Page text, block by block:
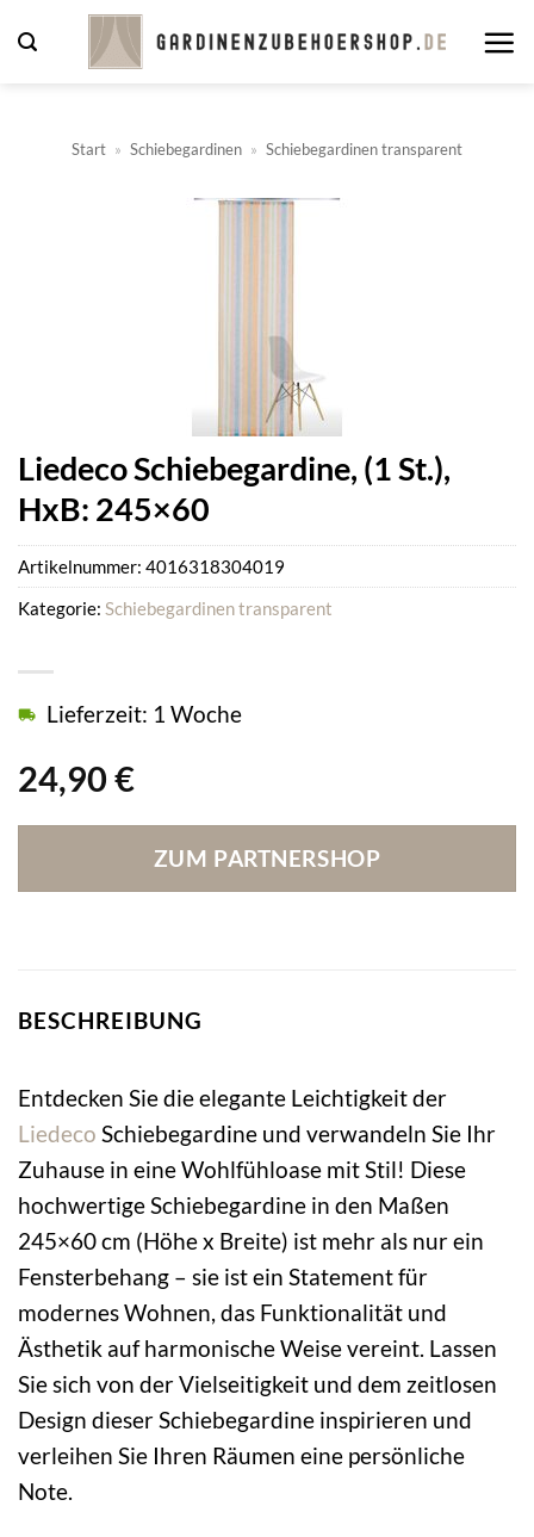
Inhalt
Start » Schiebegardinen » Schiebegardinen transparent
Liedeco Schiebegardine, (1 St.),
HxB: 245×60
24,90 €
Lieferzeit: 1 Woche
ZUM PARTNERSHOP
Artikelnummer: 4016318304019
Kategorie: Schiebegardinen transparent
BESCHREIBUNG
Entdecken Sie die elegante Leichtigkeit der
Liedeco Schiebegardine und verwandeln Sie Ihr
Zuhause in eine Wohlfühloase mit Stil! Diese
hochwertige Schiebegardine in den Maßen
245×60 cm (Höhe x Breite) ist mehr als nur ein
Fensterbehang – sie ist ein Statement für
modernes Wohnen, das Funktionalität und
Ästhetik auf harmonische Weise vereint. Lassen
Sie sich von der Vielseitigkeit und dem zeitlosen
Design dieser Schiebegardine inspirieren und
verleihen Sie Ihren Räumen eine persönliche
Note.